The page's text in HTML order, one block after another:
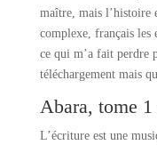
maître, mais l’histoire
complexe, français les
ce qui m’a fait perdre
téléchargement mais
Abara, tome
L’écriture est une